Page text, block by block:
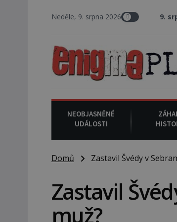
Neděle, 9. srpna 20269. srpna 1969 : V
NEOBJASNĚNÉ
UDÁLOSTI
Domů Zastavil Švédy v
Zastavil
muž?